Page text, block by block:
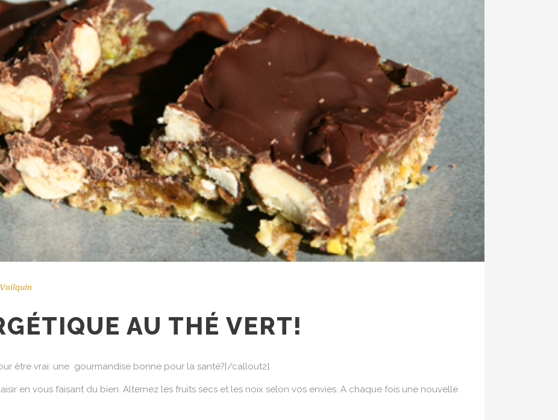
AU THÉ VERT!
être vrai: une gourmandise bonne pour la santé?[/callout2]
en vous faisant du bien. Alternez les fruits secs et les noix selon vos envies. A chaque fois une nouvelle